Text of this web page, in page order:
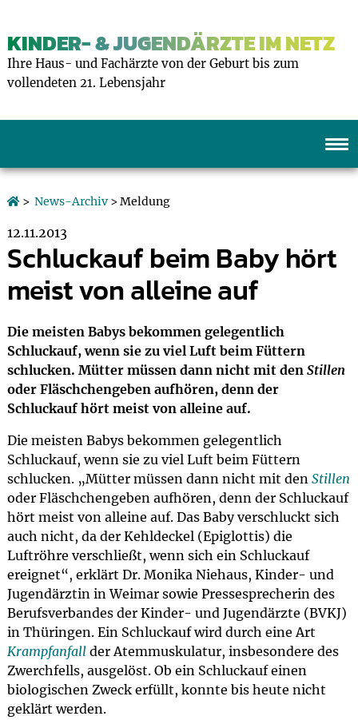
KINDER- & JUGENDÄRZTE IM NETZ
Ihre Haus- und Fachärzte von der Geburt bis zum
vollendeten 21. Lebensjahr
> News-Archiv> Meldung
12.11.2013
Schluckauf beim Baby hört
meist von alleine auf
Die meisten Babys bekommen gelegentlich
Schluckauf, wenn sie zu viel Luft beim Füttern
schlucken. Mütter müssen dann nicht mit den Stillen
oder Fläschchengeben aufhören, denn der
Schluckauf hört meist von alleine auf.
Die meisten Babys bekommen gelegentlich
Schluckauf, wenn sie zu viel Luft beim Füttern
schlucken. „Mütter müssen dann nicht mit den Stillen
oder Fläschchengeben aufhören, denn der Schluckauf
hört meist von alleine auf. Das Baby verschluckt sich
auch nicht, da der Kehldeckel (Epiglottis) die
Luftröhre verschließt, wenn sich ein Schluckauf
ereignet“, erklärt Dr. Monika Niehaus, Kinder- und
Jugendärztin in Weimar sowie Pressesprecherin des
Berufsverbandes der Kinder- und Jugendärzte (BVKJ)
in Thüringen. Ein Schluckauf wird durch eine Art
Krampfanfallder Atemmuskulatur, insbesondere des
Zwerchfells, ausgelöst. Ob ein Schluckauf einen
biologischen Zweck erfüllt, konnte bis heute nicht
geklärt werden.